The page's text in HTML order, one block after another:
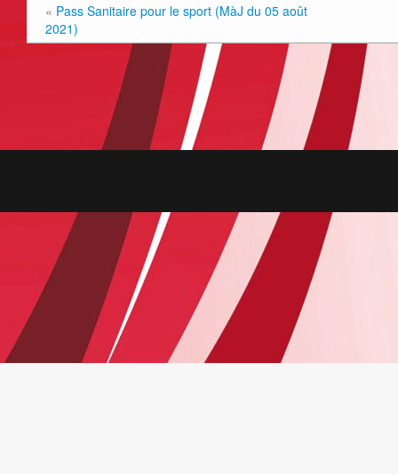
« Pass Sanitaire pour le sport (MàJ du 05 août
2021)